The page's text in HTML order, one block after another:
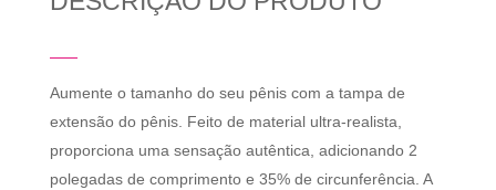
Aumente o tamanho do seu pênis com a tampa de
extensão do pênis. Feito de material ultra-realista,
proporciona uma sensação autêntica, adicionando 2
polegadas de comprimento e 35% de circunferência. A